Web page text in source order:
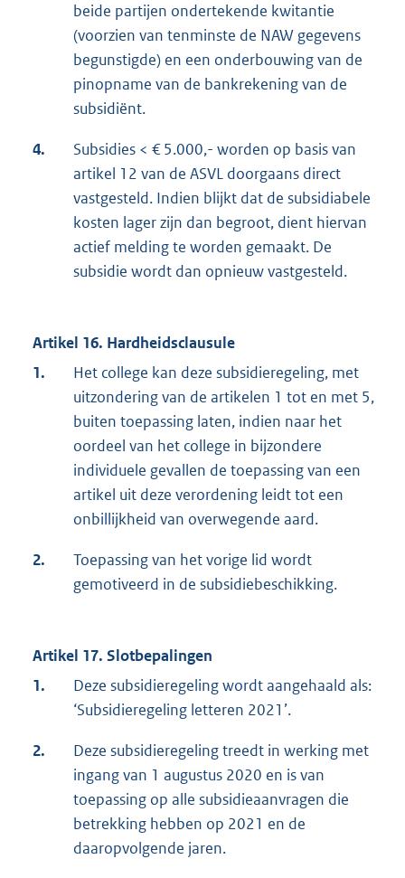
beide partijen ondertekende kwitantie
(voorzien van tenminste de NAW gegevens
begunstigde) en een onderbouwing van de
pinopname van de bankrekening van de
subsidiënt.
4.
Subsidies < € 5.000,- worden op basis van
artikel 12 van de ASVL doorgaans direct
vastgesteld. Indien blijkt dat de subsidiabele
kosten lager zijn dan begroot, dient hiervan
actief melding te worden gemaakt. De
subsidie wordt dan opnieuw vastgesteld.
Artikel 16. Hardheidsclausule
1.
Het college kan deze subsidieregeling, met
uitzondering van de artikelen 1 tot en met 5,
buiten toepassing laten, indien naar het
oordeel van het college in bijzondere
individuele gevallen de toepassing van een
artikel uit deze verordening leidt tot een
onbillijkheid van overwegende aard.
2.
Toepassing van het vorige lid wordt
gemotiveerd in de subsidiebeschikking.
Artikel 17. Slotbepalingen
1.
Deze subsidieregeling wordt aangehaald als:
‘Subsidieregeling letteren 2021’.
2.
Deze subsidieregeling treedt in werking met
ingang van 1 augustus 2020 en is van
toepassing op alle subsidieaanvragen die
betrekking hebben op 2021 en de
daaropvolgende jaren.